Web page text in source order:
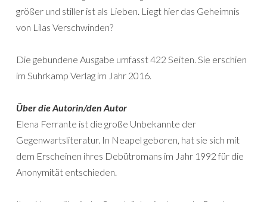
größer und stiller ist als Lieben. Liegt hier das Geheimnis
von Lilas Verschwinden?
Die gebundene Ausgabe umfasst 422 Seiten. Sie erschien
im Suhrkamp Verlag im Jahr 2016.
Über die Autorin/den Autor
Elena Ferrante ist die große Unbekannte der
Gegenwartsliteratur. In Neapel geboren, hat sie sich mit
dem Erscheinen ihres Debütromans im Jahr 1992 für die
Anonymität entschieden.